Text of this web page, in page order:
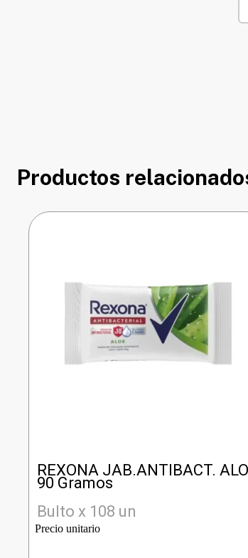
Productos
REXONA JAB.ANTIBACT.
90 Gramos
Bulto x 108 un
Precio unitario